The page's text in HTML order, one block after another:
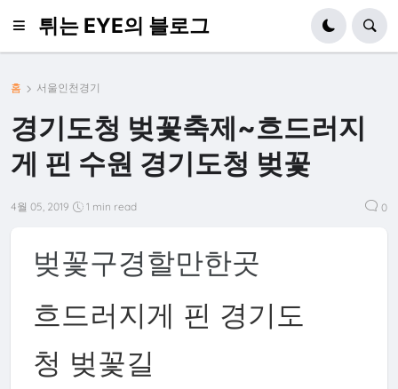
튀는 EYE의 블로그
홈 서울인천경기
경기도청 벚꽃축제~흐드러지
게 핀 수원 경기도청 벚꽃
4월 05, 2019 1 min read 0
벚꽃구경할만한곳
흐드러지게 핀 경기도
청 벚꽃길